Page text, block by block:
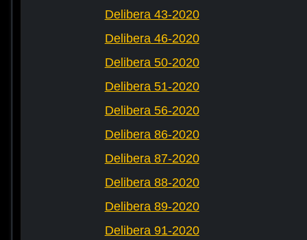
Delibera 43-2020
Delibera 46-2020
Delibera 50-2020
Delibera 51-2020
Delibera 56-2020
Delibera 86-2020
Delibera 87-2020
Delibera 88-2020
Delibera 89-2020
Delibera 91-2020